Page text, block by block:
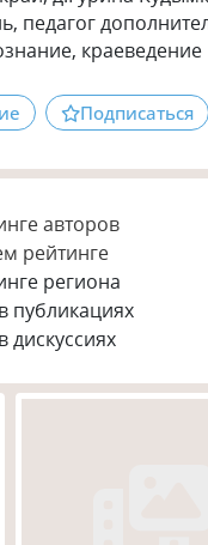
, педагог
, краеведение
Подписаться
авторов
рейтинге
региона
публикациях
дискуссиях